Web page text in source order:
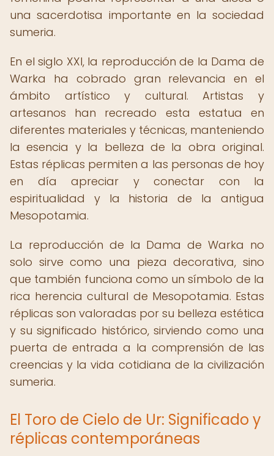
una sacerdotisa importante en la sociedad
sumeria.
En el siglo XXI, la reproducción de la Dama de
Warka ha cobrado gran relevancia en el
ámbito artístico y cultural. Artistas y
artesanos han recreado esta estatua en
diferentes materiales y técnicas, manteniendo
la esencia y la belleza de la obra original.
Estas réplicas permiten a las personas de hoy
en día apreciar y conectar con la
espiritualidad y la historia de la antigua
Mesopotamia.
La reproducción de la Dama de Warka no
solo sirve como una pieza decorativa, sino
que también funciona como un símbolo de la
rica herencia cultural de Mesopotamia. Estas
réplicas son valoradas por su belleza estética
y su significado histórico, sirviendo como una
puerta de entrada a la comprensión de las
creencias y la vida cotidiana de la civilización
sumeria.
El Toro de Cielo de Ur: Significado y
réplicas contemporáneas